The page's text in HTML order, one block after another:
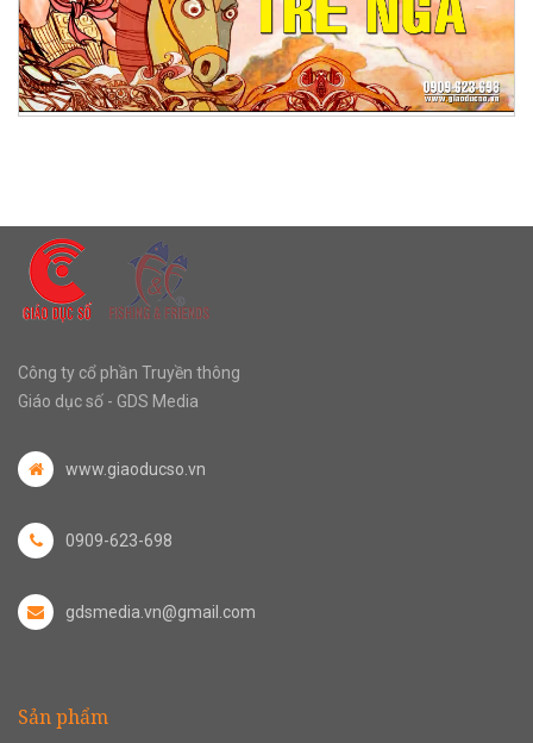
Công ty cổ phần Truyền thông
Giáo dục số - GDS Media
www.giaoducso.vn
0909-623-698
gdsmedia.vn@gmail.com
Sản phẩm